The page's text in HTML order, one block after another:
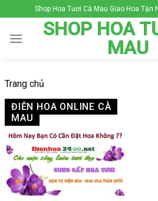
to
content
Shop Hoa Tươi Cà Mau Giao Hoa Tận
SHOP HOA
MAU
Trang chủ
ĐIỆN HOA ONLINE CÀ
MAU